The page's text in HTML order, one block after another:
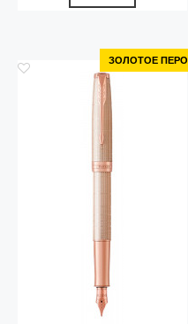
ЗОЛОТОЕ ПЕРО